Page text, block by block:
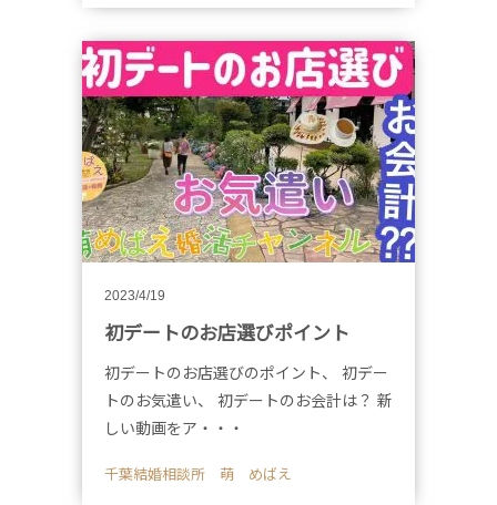
2023/4/19
初デートのお店選びポイント
初デートのお店選びのポイント、 初デー
トのお気遣い、 初デートのお会計は？ 新
しい動画をア・・・
千葉結婚相談所 萌 めばえ